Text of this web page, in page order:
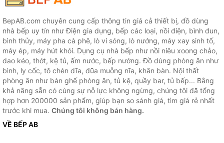
BepAB.com chuyên cung cấp thông tin giá cả thiết bị, đồ dùng
nhà bếp uy tín như Điện gia dụng, bếp các loại, nồi điện, bình đun,
bình thủy, máy pha cà phê, lò vi sóng, lò nướng, máy xay sinh tố,
máy ép, máy hút khói. Dụng cụ nhà bếp như nồi niêu xoong chảo,
dao kéo, thớt, kệ tủ, ấm nước, bếp nướng. Đồ dùng phòng ăn như
bình, ly cốc, tô chén dĩa, đũa muỗng nĩa, khăn bàn. Nội thất
phòng ăn như bàn ghế phòng ăn, tủ kệ, quầy bar, tủ bếp... Bằng
khả năng sẵn có cùng sự nỗ lực không ngừng, chúng tôi đã tổng
hợp hơn 200000 sản phẩm, giúp bạn so sánh giá, tìm giá rẻ nhất
trước khi mua. Chúng tôi không bán hàng.
VỀ BẾP AB